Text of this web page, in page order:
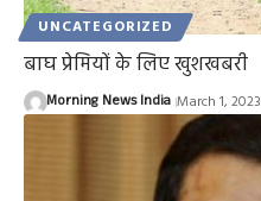
UNCATEGORIZED
बाघ प्रेमियों के लिए खुशखबरी
Morning News India March 1, 2023